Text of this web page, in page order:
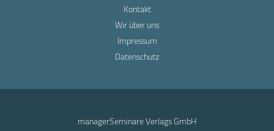
Kontakt
Wir über uns
Impressum
Datenschutz
managerSeminare Verlags GmbH